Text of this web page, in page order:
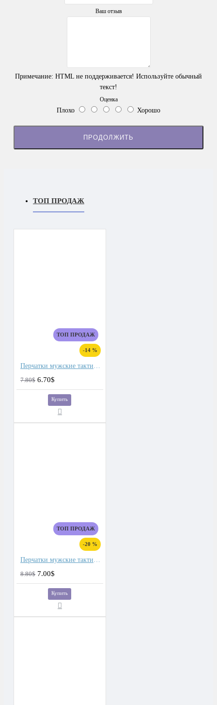
Ваш отзыв
Примечание: HTML не поддерживается! Используйте обычный
текст!
Оценка
Плохо Хорошо
ПРОДОЛЖИТЬ
ТОП ПРОДАЖ
ТОП ПРОДАЖ
-14 %
Перчатки мужские тактические
7.80$ 6.70$
Купить
ТОП ПРОДАЖ
-20 %
Перчатки мужские тактические для сенсорных экранов, подкладка плюш
8.80$ 7.00$
Купить